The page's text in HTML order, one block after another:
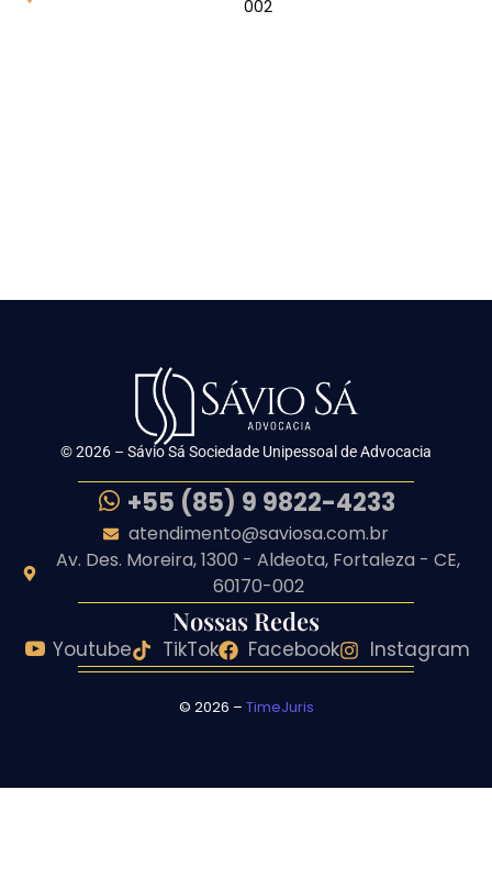
002
© 2026 – Sávio Sá Sociedade Unipessoal de Advocacia
+55 (85) 9 9822-4233
atendimento@saviosa.com.br
Av. Des. Moreira, 1300 - Aldeota, Fortaleza - CE,
60170-002
Nossas Redes
Youtube TikTok Facebook Instagram
© 2026 – TimeJuris